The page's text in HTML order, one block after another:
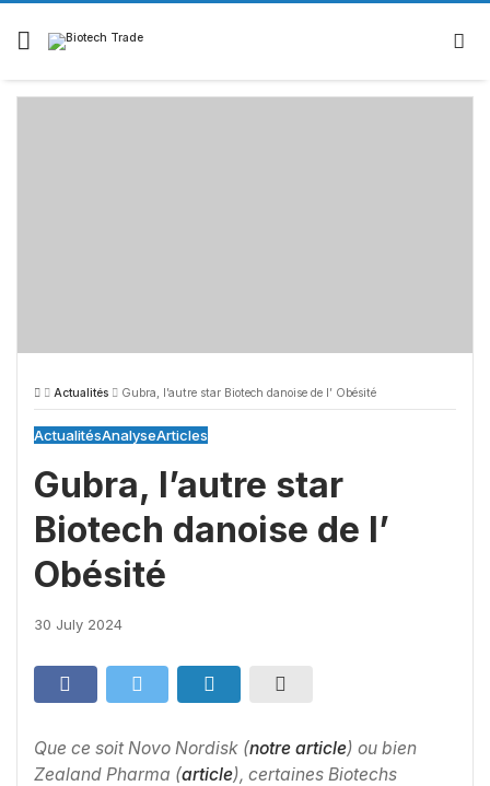
Skip
content
Actualités Gubra, l’autre star Biotech danoise de l’ Obésité
ActualitésAnalyseArticles
Gubra, l’autre star
Biotech danoise de l’
Obésité
30 July 2024
Que ce soit Novo Nordisk (notre article) ou bien
Zealand Pharma (article), certaines Biotechs